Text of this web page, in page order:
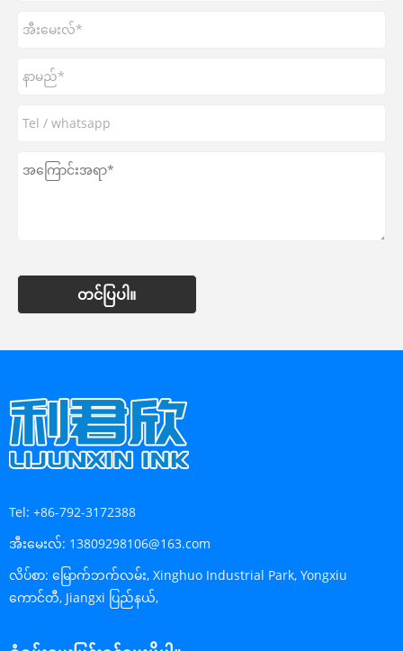
တင်ပြပါ။
Tel: +86-792-3172388
အီးမေးလ်: 13809298106@163.com
လိပ်စာ: မြောက်ဘက်လမ်း, Xinghuo Industrial Park, Yongxiu
ကောင်တီ, Jiangxi ပြည်နယ်,